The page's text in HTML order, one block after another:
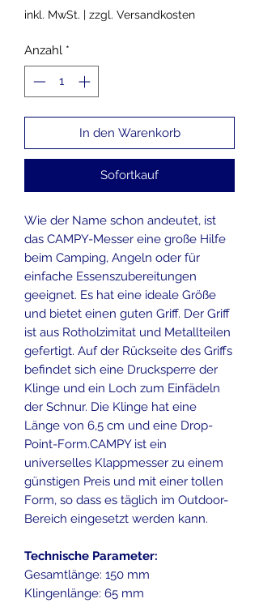
inkl. MwSt. | zzgl. Versandkosten
Anzahl *
In den Warenkorb
Sofortkauf
Wie der Name schon andeutet, ist
das CAMPY-Messer eine große Hilfe
beim Camping, Angeln oder für
einfache Essenszubereitungen
geeignet. Es hat eine ideale Größe
und bietet einen guten Griff. Der Griff
ist aus Rotholzimitat und Metallteilen
gefertigt. Auf der Rückseite des Griffs
befindet sich eine Drucksperre der
Klinge und ein Loch zum Einfädeln
der Schnur. Die Klinge hat eine
Länge von 6,5 cm und eine Drop-
Point-Form.CAMPY ist ein
universelles Klappmesser zu einem
günstigen Preis und mit einer tollen
Form, so dass es täglich im Outdoor-
Bereich eingesetzt werden kann.
Technische Parameter:
Gesamtlänge: 150 mm
Klingenlänge: 65 mm